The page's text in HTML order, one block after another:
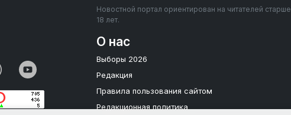
Новостной портал ориентирован на читателей старше
18 лет.
О нас
Выборы 2026
Редакция
Правила пользования сайтом
Редакционная политика